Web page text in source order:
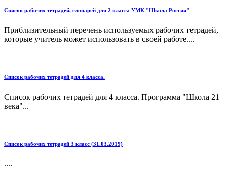
Список рабочих тетрадей, словарей для 2 класса УМК "Школа России"
Приблизительный перечень используемых рабочих тетрадей,
которые учитель может использовать в своей работе....
Список рабочих тетрадей для 4 класса.
Список рабочих тетрадей для 4 класса. Программа "Школа 21
века"...
Список рабочих тетрадей 3 класс (31.03.2019)
....